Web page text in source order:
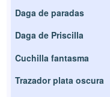
Daga de paradas
Daga de Priscilla
Cuchilla fantasma
Trazador plata oscura